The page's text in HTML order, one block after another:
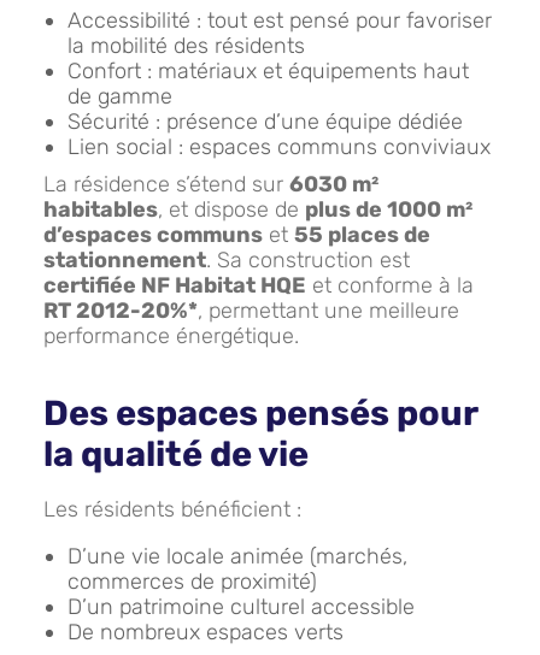
Accessibilité : tout est pensé pour favoriser
la mobilité des résidents
Confort : matériaux et équipements haut
de gamme
Sécurité : présence d’une équipe dédiée
Lien social : espaces communs conviviaux
La résidence s’étend sur 6030 m²
habitables, et dispose de plus de 1000 m²
d’espaces communs et 55 places de
stationnement. Sa construction est
certifiée NF Habitat HQE et conforme à la
RT 2012-20%*, permettant une meilleure
performance énergétique.
Des espaces pensés pour
la qualité de vie
Les résidents bénéficient :
D’une vie locale animée (marchés,
commerces de proximité)
D’un patrimoine culturel accessible
De nombreux espaces verts